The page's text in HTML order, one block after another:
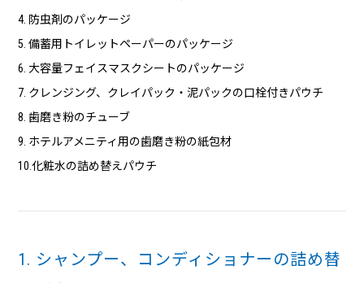
4. 防虫剤のパッケージ
5. 備蓄用トイレットペーパーのパッケージ
6. 大容量フェイスマスクシートのパッケージ
7. クレンジング、クレイパック・泥パックの口栓付きパウチ
8. 歯磨き粉のチューブ
9. ホテルアメニティ用の歯磨き粉の紙包材
10.化粧水の詰め替えパウチ
1. シャンプー、コンディショナーの詰め替